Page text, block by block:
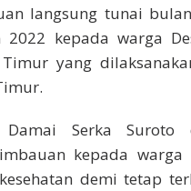
langsung tunai
2022 kepada warga
yang
Damai Serka
kepada
demi tetap